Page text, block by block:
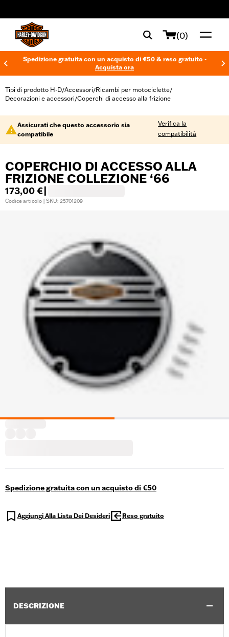
(0)
Spedizione gratuita con un acquisto di €50 & reso gratuito -
Acquista ora
Tipi di prodotto H-D/Accessori/Ricambi per motociclette/
Decorazioni e accessori/Coperchi di accesso alla frizione
Assicurati che questo accessorio sia
compatibile
Verifica la
compatibilità
COPERCHIO DI ACCESSO ALLA
FRIZIONE COLLEZIONE ‘66
173,00 €
Codice articolo | SKU: 25701209
Spedizione gratuita con un acquisto di €50
Aggiungi Alla Lista Dei Desideri Reso gratuito
DESCRIZIONE